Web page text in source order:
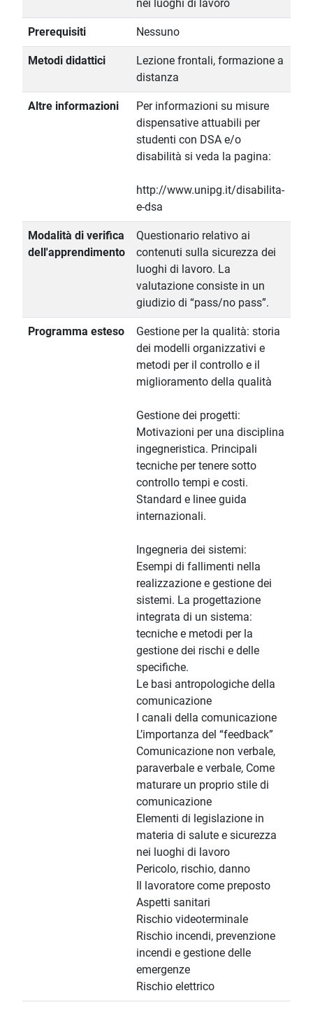
nei luoghi di lavoro
Prerequisiti Nessuno
Metodi didattici
Lezione frontali, formazione a
distanza
Altre informazioni
Per informazioni su misure
dispensative attuabili per
studenti con DSA e/o
disabilità si veda la pagina:
http://www.unipg.it/disabilita-
e-dsa
Modalità di verifica
dell'apprendimento
Questionario relativo ai
contenuti sulla sicurezza dei
luoghi di lavoro. La
valutazione consiste in un
giudizio di “pass/no pass”.
Programma esteso
Gestione per la qualità: storia
dei modelli organizzativi e
metodi per il controllo e il
miglioramento della qualità
Gestione dei progetti:
Motivazioni per una disciplina
ingegneristica. Principali
tecniche per tenere sotto
controllo tempi e costi.
Standard e linee guida
internazionali.
Ingegneria dei sistemi:
Esempi di fallimenti nella
realizzazione e gestione dei
sistemi. La progettazione
integrata di un sistema:
tecniche e metodi per la
gestione dei rischi e delle
specifiche.
Le basi antropologiche della
comunicazione
I canali della comunicazione
L’importanza del “feedback”
Comunicazione non verbale,
paraverbale e verbale, Come
maturare un proprio stile di
comunicazione
Elementi di legislazione in
materia di salute e sicurezza
nei luoghi di lavoro
Pericolo, rischio, danno
Il lavoratore come preposto
Aspetti sanitari
Rischio videoterminale
Rischio incendi, prevenzione
incendi e gestione delle
emergenze
Rischio elettrico